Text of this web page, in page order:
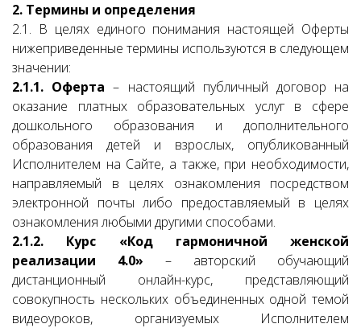
2. Термины и определения
2.1. В целях единого понимания настоящей Оферты
нижеприведенные термины используются в следующем
значении:
2.1.1. Оферта – настоящий публичный договор на
оказание платных образовательных услуг в сфере
дошкольного образования и дополнительного
образования детей и взрослых, опубликованный
Исполнителем на Сайте, а также, при необходимости,
направляемый в целях ознакомления посредством
электронной почты либо предоставляемый в целях
ознакомления любыми другими способами.
2.1.2. Курс «Код гармоничной женской
реализации 4.0» – авторский обучающий
дистанционный онлайн-курс, представляющий
совокупность нескольких объединенных одной темой
видеоуроков, организуемых Исполнителем